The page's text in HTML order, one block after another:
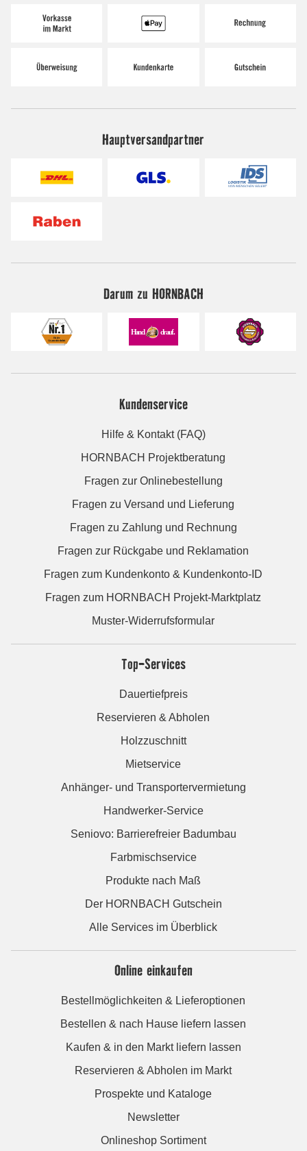
Hauptversandpartner
Darum zu HORNBACH
Kundenservice
Hilfe & Kontakt (FAQ)
HORNBACH Projektberatung
Fragen zur Onlinebestellung
Fragen zu Versand und Lieferung
Fragen zu Zahlung und Rechnung
Fragen zur Rückgabe und Reklamation
Fragen zum Kundenkonto & Kundenkonto-ID
Fragen zum HORNBACH Projekt-Marktplatz
Muster-Widerrufsformular
Top-Services
Dauertiefpreis
Reservieren & Abholen
Holzzuschnitt
Mietservice
Anhänger- und Transportervermietung
Handwerker-Service
Seniovo: Barrierefreier Badumbau
Farbmischservice
Produkte nach Maß
Der HORNBACH Gutschein
Alle Services im Überblick
Online einkaufen
Bestellmöglichkeiten & Lieferoptionen
Bestellen & nach Hause liefern lassen
Kaufen & in den Markt liefern lassen
Reservieren & Abholen im Markt
Prospekte und Kataloge
Newsletter
Onlineshop Sortiment